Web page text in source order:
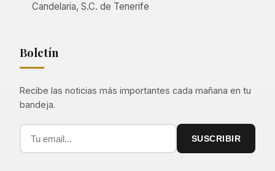
Candelaria, S.C. de Tenerife
Boletín
Recibe las noticias más importantes cada mañana en tu
bandeja.
SUSCRIBIR